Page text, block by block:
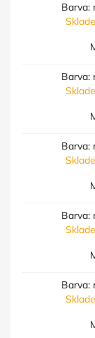
Barva:
Barva:
Barva:
Barva:
Barva: